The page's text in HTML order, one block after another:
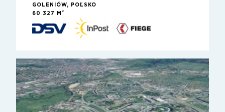
GOLENIÓW, POĽSKO
60 327 M
2